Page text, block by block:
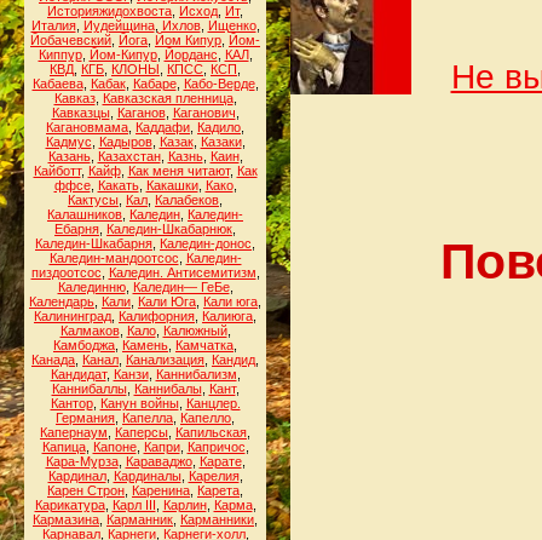
Историяжидохвоста Исход Ит,
Италия, Иудейщина, Ихлов, Ищенко,
Йобачевский Йога Йом Кипур Йом-
Киппур, Йом-Кипур, Йорданс КАЛ,
КВД КГБ КЛОНЫ КПСС КСП
Кабаева, Кабак, Кабаре, Кабо-Верде,
Кавказ, Кавказская пленница,
Кавказцы, Каганов, Каганович
Кагановмама Каддафи Кадило
Кадмус
Кадыров, Казак, Казаки,
Казань, Казахстан, Казнь, Каин,
Кайботт, Кайф, Как меня читают, Как
ффсе, Какать, Какашки, Како,
Кактусы Кал Калабеков
Калашников Каледин Каледин-
Ебарня Каледин-Шкабарнюк
Каледин-Шкабарня Каледин-донос
Каледин-мандоотсос
Каледин-
пиздоотсос
Каледин. Антисемитизм
Калединню, Каледин— ГеБе,
Календарь Кали Кали Юга Кали юга
Калининград Калифорния Калиюга
Калмаков, Кало, Калюжный,
Камбоджа Камень Камчатка
Канада Канал Канализация Кандид
Кандидат, Канзи, Каннибализм
Каннибаллы, Каннибалы, Кант,
Кантор, Канун войны, Канцлер.
Германия Капелла Капелло
Капернаум
Каперсы Капильская
Капица, Капоне, Капри, Капричос
Кара-Мурза, Караваджо, Карате,
Кардинал, Кардиналы, Карелия,
Карен Строн Каренина Карета
Карикатура, Карл III Карлин, Карма,
Кармазина Карманник Карманники
Карнавал, Карнеги, Карнеги-холл,
Не